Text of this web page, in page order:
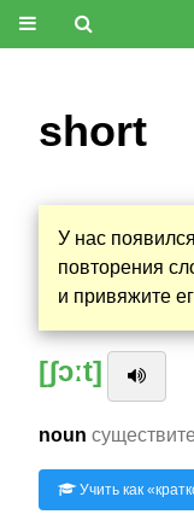
short
У нас
повторения
и привяжите
[ʃɔːt]
noun
Учить как «